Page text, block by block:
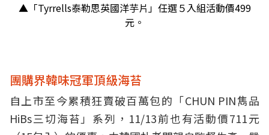
▲「Tyrrells泰勒思英國洋芋片」任選５入組活動價499
元。
團購界韓味冠軍頂級海苔
自上市至今累積狂賣破百萬包的「CHUN PIN雋品
HiBs三切海苔」系列，11/13前也有活動價711元